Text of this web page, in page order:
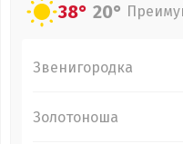
38° 20°
Звенигородка
Золотоноша